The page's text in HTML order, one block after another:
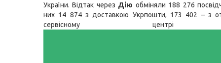
України. Відтак через Дію обміняли 188 276
них 14 874 з доставкою Укрпошти, 173 402 – з
сервісному